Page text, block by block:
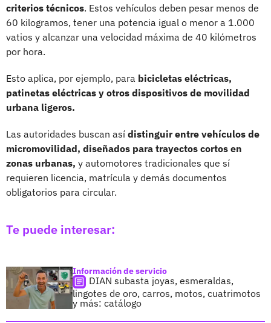
criterios técnicos. Estos vehículos deben pesar menos de
60 kilogramos, tener una potencia igual o menor a 1.000
vatios y alcanzar una velocidad máxima de 40 kilómetros
por hora.
Esto aplica, por ejemplo, para bicicletas eléctricas,
patinetas eléctricas y otros dispositivos de movilidad
urbana ligeros.
Las autoridades buscan así distinguir entre vehículos de
micromovilidad, diseñados para trayectos cortos en
zonas urbanas, y automotores tradicionales que sí
requieren licencia, matrícula y demás documentos
obligatorios para circular.
Te puede interesar:
Información de servicio
DIAN subasta joyas, esmeraldas,
lingotes de oro, carros, motos, cuatrimotos
y más: catálogo